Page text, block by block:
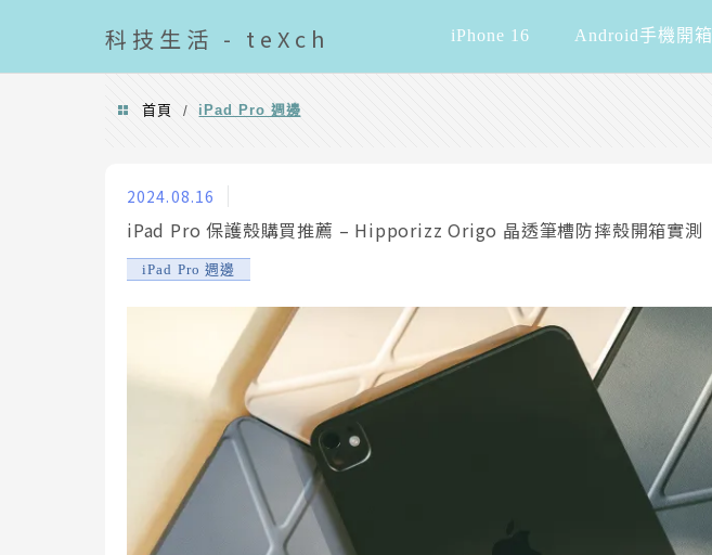
科技 生活 - teXch iPhone 16 Android手機開箱
首頁 / iPad Pro 週邊
2024.08.16
iPad Pro 保護殼購買推薦 – Hipporizz Origo 晶透筆槽防摔殼開箱實測
iPad Pro 週邊